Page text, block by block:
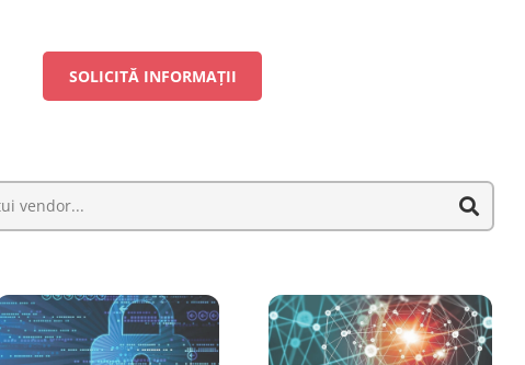
SOLICITĂ INFORMAȚII